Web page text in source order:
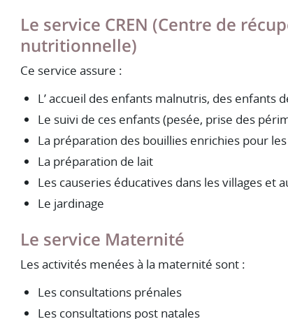
Le service CREN (Centre de
nutritionnelle)
Ce service assure :
L’ accueil des enfants malnutris, des enfants
Le suivi de ces enfants (pesée, prise des
La préparation des bouillies enrichies pour
La préparation de lait
Les causeries éducatives dans les villages et
Le jardinage
Le service Maternité
Les activités menées à la maternité sont :
Les consultations prénales
Les consultations post natales